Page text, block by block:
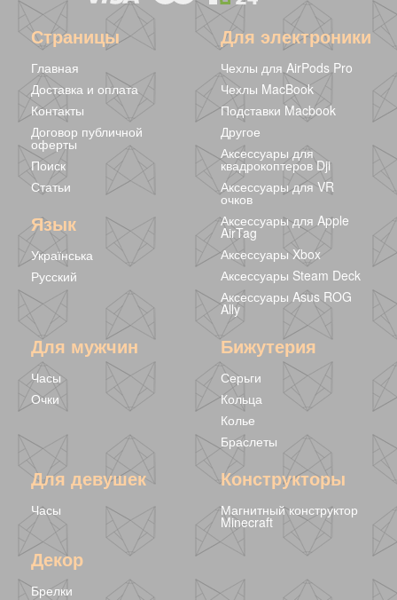
Магнитный
конструктор
Minecraft 48
блоков
1177 грн
Top - Магнитный
конструктор
Minecraft 210
блоков
3999 грн
Магнитный
конструктор
Minecraft 70
блоков
1620 грн
Магнитный
конструктор
Minecraft 70
блоков - uBlock
1620 грн
Шахта -
Магнитный
конструктор
блоков
2589 грн
Well - Магнитный
конструктор
Minecraft 130
2589 грн
Страницы
Главная
Доставка и оплата
Контакты
Договор публичной
оферты
Поиск
Статьи
Язык
Українська
Русский
Для электроники
Чехлы для AirPods Pro
Чехлы MacBook
Подставки Macbook
Другое
Аксессуары для
квадрокоптеров Dji
Аксессуары для VR
очков
Аксессуары для Apple
AirTag
Аксессуары Xbox
Аксессуары Steam Deck
Аксессуары Asus ROG
Ally
Для мужчин
Часы
Очки
Бижутерия
Серьги
Кольца
Колье
Браслеты
Для девушек
Часы
Конструкторы
Магнитный конструктор
Minecraft
Декор
Брелки